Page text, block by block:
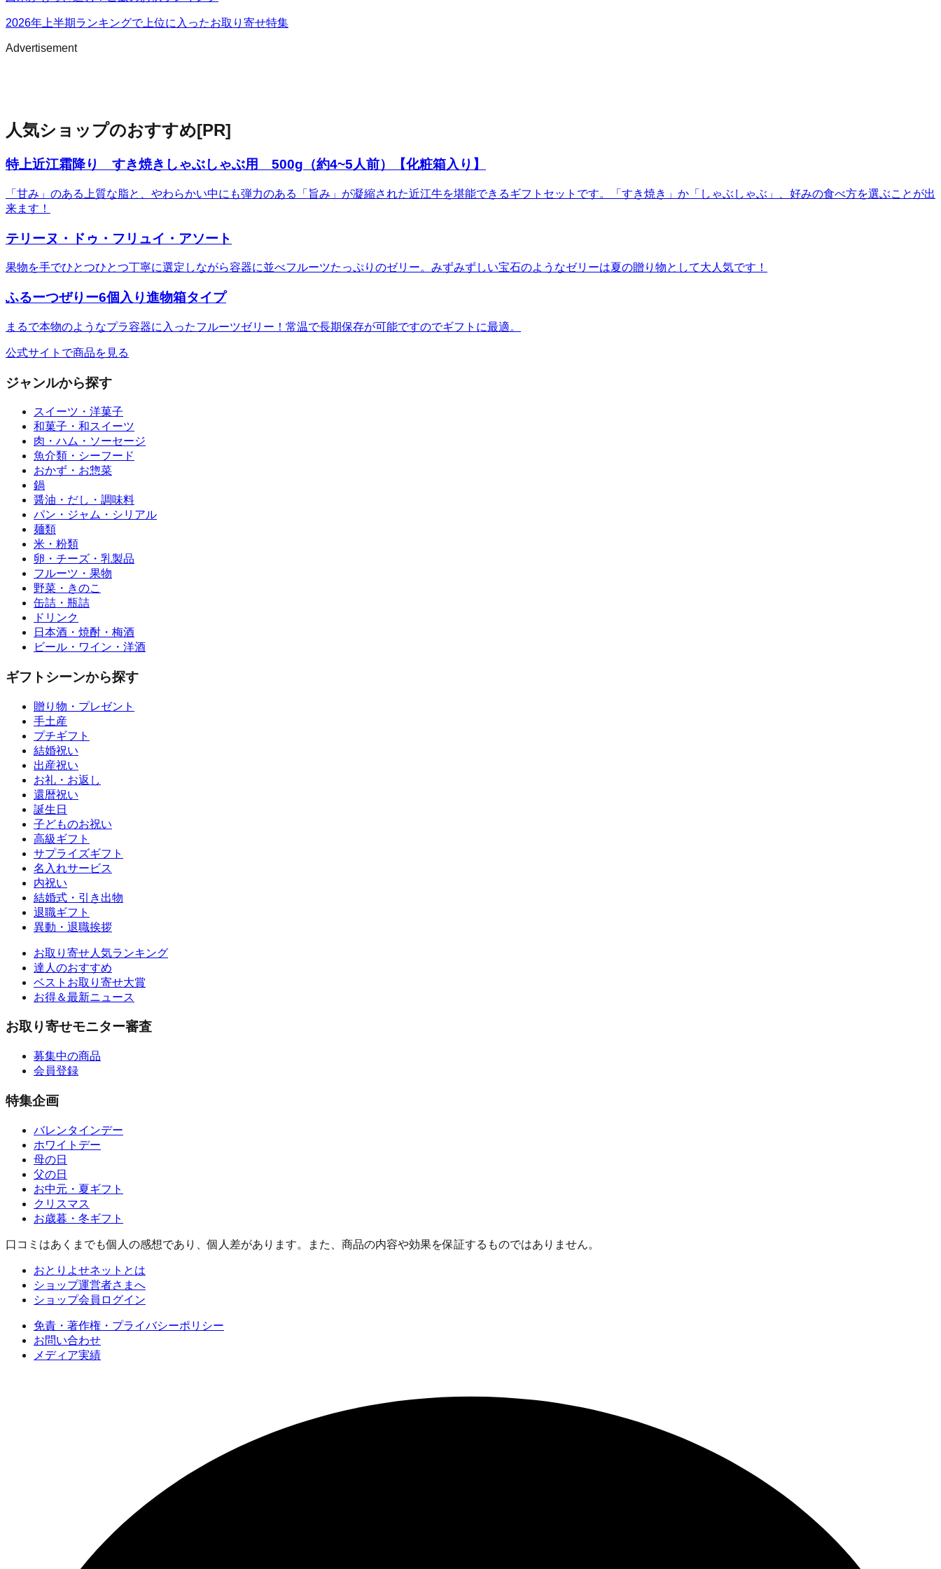
2026年上半期ランキングで上位に入ったお取り寄せ特集
Advertisement
人気ショップのおすすめ[PR]
特上近江霜降り すき焼きしゃぶしゃぶ用 500g（約4~5人前）【化粧箱入り】
「甘み」のある上質な脂と、やわらかい中にも弾力のある「旨み」が凝縮された近江牛を堪能できるギフトセットです。「すき焼き」か「しゃぶしゃぶ」、好みの食べ方を選ぶことが出
来ます！
テリーヌ・ドゥ・フリュイ・アソート
果物を手でひとつひとつ丁寧に選定しながら容器に並べフルーツたっぷりのゼリー。みずみずしい宝石のようなゼリーは夏の贈り物として大人気です！
ふるーつぜりー6個入り進物箱タイプ
まるで本物のようなプラ容器に入ったフルーツゼリー！常温で長期保存が可能ですのでギフトに最適。
公式サイトで商品を見る
ジャンルから探す
スイーツ・洋菓子
和菓子・和スイーツ
肉・ハム・ソーセージ
魚介類・シーフード
おかず・お惣菜
鍋
醤油・だし・調味料
パン・ジャム・シリアル
麺類
米・粉類
卵・チーズ・乳製品
フルーツ・果物
野菜・きのこ
缶詰・瓶詰
ドリンク
日本酒・焼酎・梅酒
ビール・ワイン・洋酒
ギフトシーンから探す
贈り物・プレゼント
手土産
プチギフト
結婚祝い
出産祝い
お礼・お返し
還暦祝い
誕生日
子どものお祝い
高級ギフト
サプライズギフト
名入れサービス
内祝い
結婚式・引き出物
退職ギフト
異動・退職挨拶
お取り寄せ人気ランキング
達人のおすすめ
ベストお取り寄せ大賞
お得＆最新ニュース
お取り寄せモニター審査
募集中の商品
会員登録
特集企画
バレンタインデー
ホワイトデー
母の日
父の日
お中元・夏ギフト
クリスマス
お歳暮・冬ギフト
口コミはあくまでも個人の感想であり、個人差があります。また、商品の内容や効果を保証するものではありません。
おとりよせネットとは
ショップ運営者さまへ
ショップ会員ログイン
免責・著作権・プライバシーポリシー
お問い合わせ
メディア実績